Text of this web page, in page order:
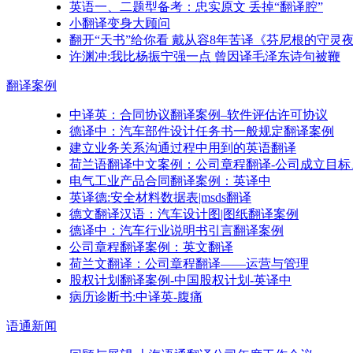
英语一、二题型备考：忠实原文 丢掉“翻译腔”
小翻译变身大顾问
翻开“天书”给你看 戴从容8年苦译《芬尼根的守灵夜
许渊冲:我比杨振宁强一点 曾因译毛泽东诗句被鞭
翻译案例
中译英：合同协议翻译案例–软件评估许可协议
德译中：汽车部件设计任务书一般规定翻译案例
建立业务关系沟通过程中用到的英语翻译
荷兰语翻译中文案例：公司章程翻译-公司成立目标
电气工业产品合同翻译案例：英译中
英译德:安全材料数据表|msds翻译
德文翻译汉语：汽车设计图|图纸翻译案例
德译中：汽车行业说明书引言翻译案例
公司章程翻译案例：英文翻译
荷兰文翻译：公司章程翻译——运营与管理
股权计划翻译案例-中国股权计划-英译中
病历诊断书:中译英-腹痛
语通新闻